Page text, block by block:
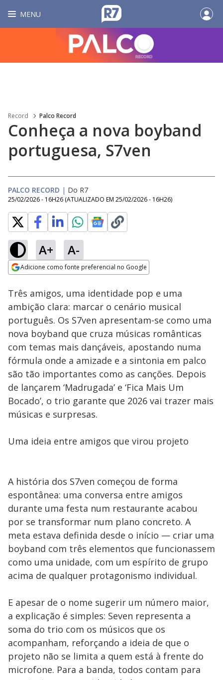
MENU
Record Palco Record
Conheça a nova boyband
portuguesa, S7ven
PALCO RECORD | Do R7
25/02/2026 - 16H26 (ATUALIZADO EM 25/02/2026 - 16H26)
A+ A-
Adicione como fonte preferencial no Google
Ativar
Loaded:
11.54%
Três amigos, uma identidade pop e uma
ambição clara: marcar o cenário musical
português. Os S7ven apresentam-se como uma
nova boyband que cruza músicas românticas
com temas mais dançáveis, apostando numa
fórmula onde a amizade e a sintonia em palco
são tão importantes como as canções. Depois
de lançarem ‘Madrugada’ e ‘Fica Mais Um
Bocado’, o trio garante que 2026 vai trazer mais
músicas e surpresas.
Uma ideia entre amigos que virou projeto
A história dos S7ven começou de forma
espontânea: uma conversa entre amigos
durante uma festa num restaurante acabou
por se transformar num plano concreto. A
meta estava definida desde o início — criar uma
boyband com três elementos que funcionassem
como uma unidade, com um espírito de grupo
acima de qualquer protagonismo individual.
E apesar de o nome sugerir um número maior,
a explicação é simples: Seven representa a
soma do trio com os músicos que os
acompanham, reforçando a ideia de que o
projeto não se limita a quem está à frente do
microfone. Para a banda, todos contam para